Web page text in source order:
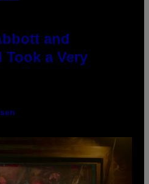
and
Took a Very